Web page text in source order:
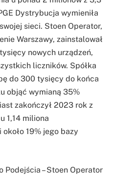
Dystrybucja wymieniła
sieci. Stoen Operator,
Warszawy, zainstalował
nowych urządzeń,
liczników. Spółka
do 300 tysięcy do końca
objąć wymianą 35%
zakończył 2023 rok z
1,14 miliona
19% jego bazy
Podejścia – Stoen Operator